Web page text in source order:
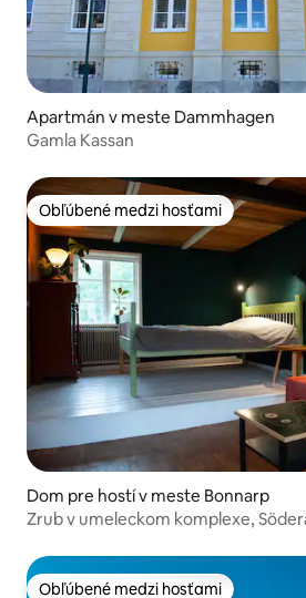
Apartmán v meste Dammhagen
Gamla Kassan
Obľúbené medzi hosťami
Obľúbené medzi hosťami
Dom pre hostí v meste Bonnarp
Zrub v umeleckom komplexe,
Obľúbené medzi hosťami